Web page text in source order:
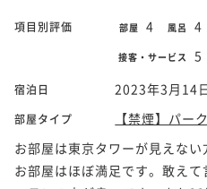
項目別評価 部屋 4 風呂 4
接客・サービス 5
宿泊日 2023年3月14
部屋タイプ
【禁煙】パー
お部屋は東京タワーが見えない
お部屋はほぼ満足です。敢え